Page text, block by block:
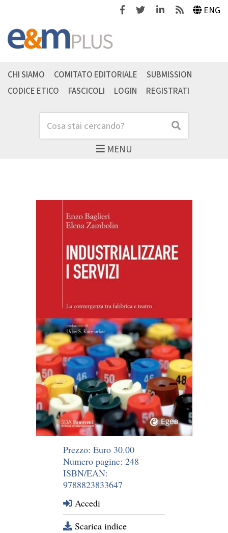
FacebookTwitterLinkedinFeeds ENG
MENU
Cerca Cerca
CHI SIAMO COMITATO EDITORIALE
SUBMISSION
CODICE ETICO
FASCICOLI LOGIN REGISTRATI
Prezzo: Euro 30.00
Numero pagine: 248
ISBN/EAN:
9788823833647
Accedi
Scarica indice